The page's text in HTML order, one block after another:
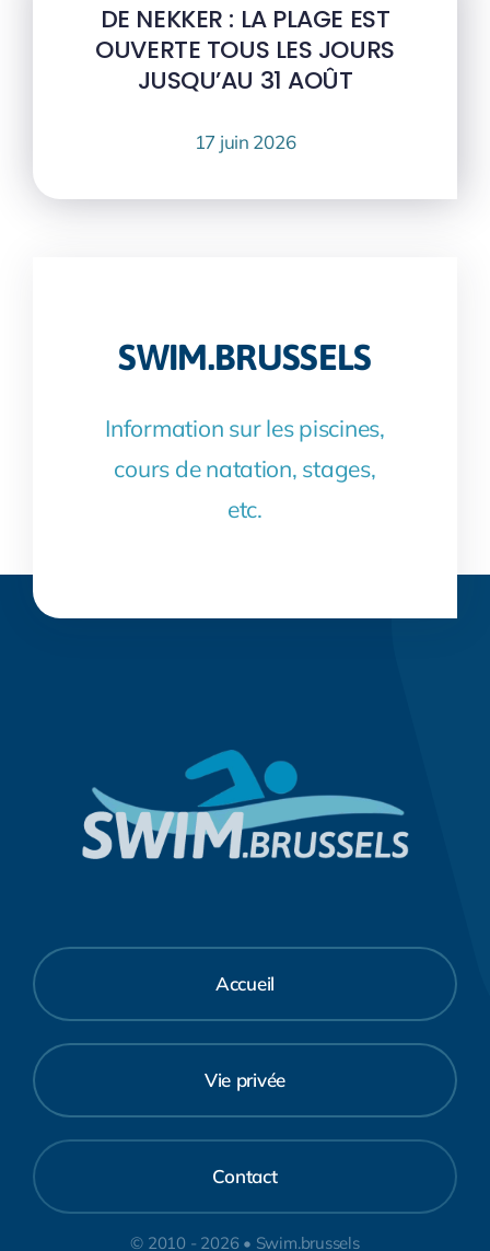
DE NEKKER : LA PLAGE EST
OUVERTE TOUS LES JOURS
JUSQU’AU 31 AOÛT
17 juin 2026
SWIM.BRUSSELS
Information sur les piscines,
cours de natation, stages,
etc.
Accueil
Vie privée
Contact
© 2010 - 2026 • Swim.brussels